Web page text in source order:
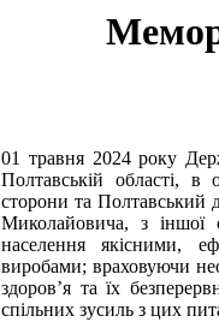
01 травня 2024 року
Полтавській області,
сторони та Полтавський
Миколайовича, з іншої
населення якісними,
виробами; враховуючи
здоров’я та їх
спільних зусиль з цих